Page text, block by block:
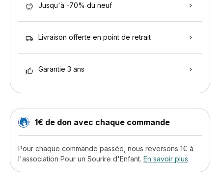
Jusqu'à -70% du neuf
Livraison offerte en point de retrait
Garantie 3 ans
1€ de don avec chaque commande
Pour chaque commande passée, nous reversons 1€ à
l'association Pour un Sourire d'Enfant. En savoir plus